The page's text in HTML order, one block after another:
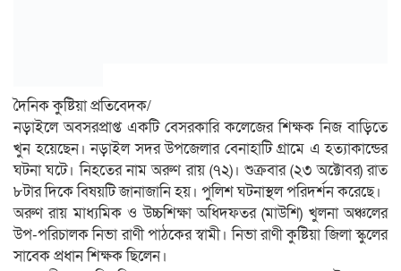
দৈনিক কুষ্টিয়া প্রতিবেদক/
নড়াইলে অবসরপ্রাপ্ত একটি বেসরকারি কলেজের শিক্ষক নিজ বাড়িতে
খুন হয়েছেন। নড়াইল সদর উপজেলার বেনাহাটি গ্রামে এ হত্যাকান্ডের
ঘটনা ঘটে। নিহতের নাম অরুণ রায় (৭২)। শুক্রবার (২৩ অক্টোবর) রাত
৮টার দিকে বিষয়টি জানাজানি হয়। পুলিশ ঘটনাস্থল পরিদর্শন করেছে।
অরুণ রায় মাধ্যমিক ও উচ্চশিক্ষা অধিদফতর (মাউশি) খুলনা অঞ্চলের
উপ-পরিচালক নিভা রাণী পাঠকের স্বামী। নিভা রাণী কুষ্টিয়া জিলা স্কুলের
সাবেক প্রধান শিক্ষক ছিলেন।